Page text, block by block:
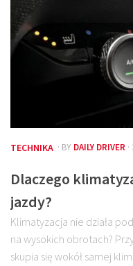
TECHNIKA · BY DAILY DRIVER
Dlaczego
jazdy?
Klimatyzacja nie działa
na wysokich obrotach?
skupia się wokół samej